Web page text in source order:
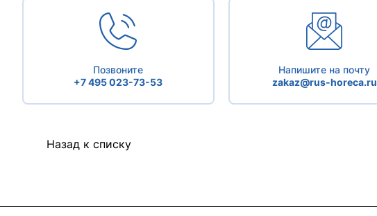
Позвоните
+7 495 023-73-53
Напишите на почту
zakaz@rus-horeca.ru
Назад к списку